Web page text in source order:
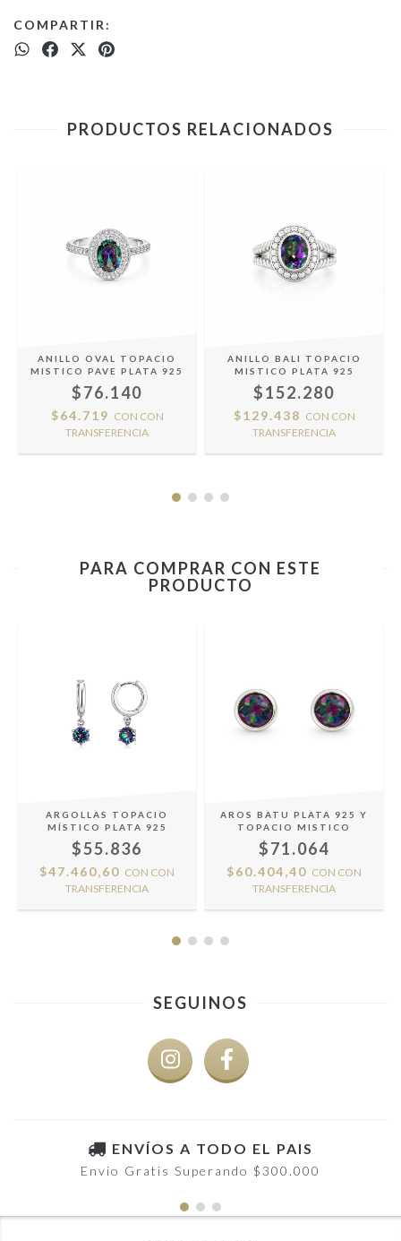
COMPARTIR:
PRODUCTOS RELACIONADOS
ANILLO OVAL TOPACIO
MISTICO PAVE PLATA 925
$76.140
$64.719 CON CON
TRANSFERENCIA
ANILLO BALI TOPACIO
MISTICO PLATA 925
$152.280
$129.438 CON CON
TRANSFERENCIA
PARA COMPRAR CON ESTE
PRODUCTO
ARGOLLAS TOPACIO
MÍSTICO PLATA 925
$55.836
$47.460,60 CON CON
TRANSFERENCIA
AROS BATU PLATA 925 Y
TOPACIO MISTICO
$71.064
$60.404,40 CON CON
TRANSFERENCIA
SEGUINOS
ENVÍOS A TODO EL PAIS
Envio Gratis Superando $300.000